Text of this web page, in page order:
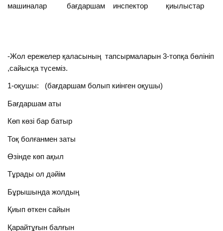
машиналар бағдаршам инспектор қиылыстар
-Жол ережелер қаласының тапсырмаларын 3-топқа бөлініп
,сайысқа түсеміз.
1-оқушы: (бағдаршам болып киінген оқушы)
Бағдаршам аты
Көп көзі бар батыр
Тоқ болғанмен заты
Өзінде көп ақыл
Тұрады ол дәйім
Бұрышында жолдың
Қиып өткен сайын
Қарайтұғын балғын